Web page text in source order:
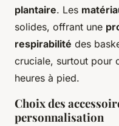
plantaire. Les
solides, offrant une
respirabilité des
cruciale, surtout pour
heures à pied.
Choix des
personnalisation